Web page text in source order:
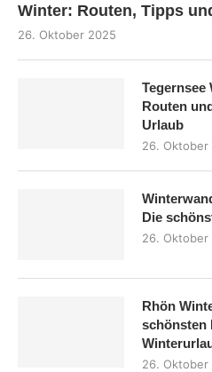
Winter: Routen, Tipps
26. Oktober 2025
Tegernsee
Routen
Urlaub
26. Oktober
Die
26. Oktober
Rhön
schönsten
26. Oktober